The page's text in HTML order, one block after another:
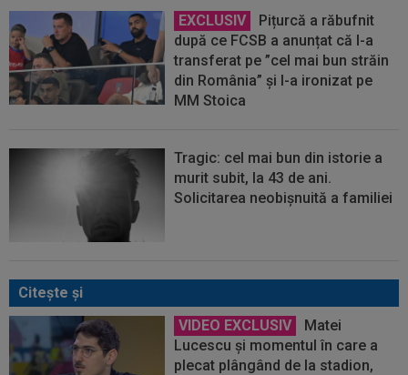
EXCLUSIV
Pițurcă a răbufnit
după ce FCSB a anunțat că l-a
transferat pe ”cel mai bun străin
din România” și l-a ironizat pe
MM Stoica
Tragic: cel mai bun din istorie a
murit subit, la 43 de ani.
Solicitarea neobișnuită a familiei
Citeşte şi
VIDEO EXCLUSIV
Matei
Lucescu și momentul în care a
plecat plângând de la stadion,